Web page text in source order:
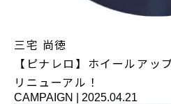
三宅 尚徳
【ピナレロ】ホイールアッ
リニューアル！
CAMPAIGN 2025.04.21